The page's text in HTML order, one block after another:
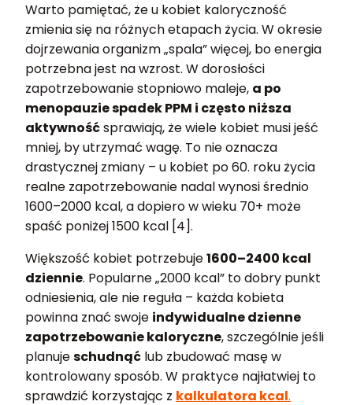
Warto pamiętać, że u kobiet kaloryczność
zmienia się na różnych etapach życia. W okresie
dojrzewania organizm „spala” więcej, bo energia
potrzebna jest na wzrost. W dorosłości
zapotrzebowanie stopniowo maleje, a po
menopauzie spadek PPM i często niższa
aktywnośćsprawiają, że wiele kobiet musi jeść
mniej, by utrzymać wagę. To nie oznacza
drastycznej zmiany – u kobiet po 60. roku życia
realne zapotrzebowanie nadal wynosi średnio
1600–2000 kcal, a dopiero w wieku 70+ może
spaść poniżej 1500 kcal [4].
Większość kobiet potrzebuje1600–2400 kcal
dziennie. Popularne „2000 kcal” to dobry punkt
odniesienia, ale nie reguła – każda kobieta
powinna znać swoje indywidualne dzienne
zapotrzebowanie kaloryczne, szczególnie jeśli
planujeschudnąć lub zbudować masę w
kontrolowany sposób. W praktyce najłatwiej to
sprawdzić korzystając z kalkulatora kcal.